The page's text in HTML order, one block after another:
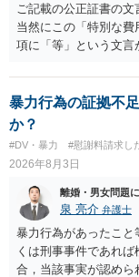
ご記載の公正証書の
当然にこの「特別な
項に「等」という文
れていますので、通
療費その他これに類
です。したがって、
ついてまで、「この条
は言いにくいと思わ
担すべきかについては
学進学についての父
や費用などを踏まえて
の条項において、養育
か、大学進学に関す
定めの有無等について
暴力行為の証拠不
か？
#DV・暴力 #慰謝料請求し
2026年8月3日
離婚・男女問題
泉 亮介 弁護士
暴力行為があったこと
くは刑事事件であれ
合，当該事実が認め